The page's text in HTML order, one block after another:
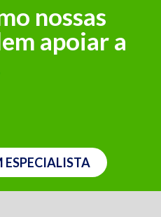
nossas
apoiar a
ESPECIALISTA